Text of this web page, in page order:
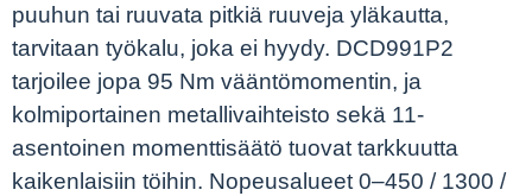
puuhun tai ruuvata pitkiä ruuveja yläkautta,
tarvitaan työkalu, joka ei hyydy. DCD991P2
tarjoilee jopa 95 Nm vääntömomentin, ja
kolmiportainen metallivaihteisto sekä 11-
asentoinen momenttisäätö tuovat tarkkuutta
kaikenlaisiin töihin. Nopeusalueet 0–450 / 1300 /